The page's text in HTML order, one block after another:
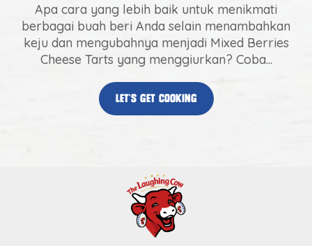
Apa cara yang lebih baik untuk menikmati
berbagai buah beri Anda selain menambahkan
keju dan mengubahnya menjadi Mixed Berries
Cheese Tarts yang menggiurkan? Coba...
let’s get cooking